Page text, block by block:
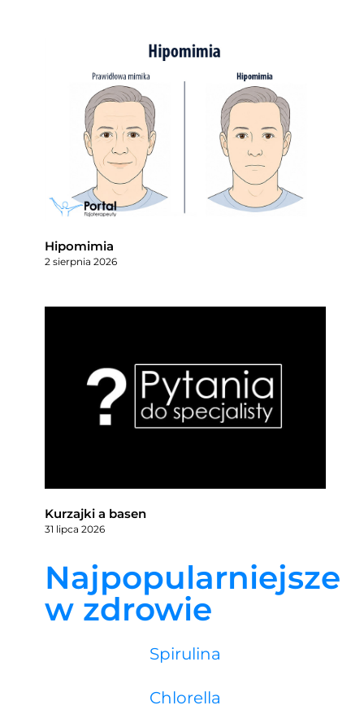
Hipomimia
2 sierpnia 2026
Kurzajki a basen
31 lipca 2026
Najpopularniejsze
w zdrowie
Spirulina
Chlorella